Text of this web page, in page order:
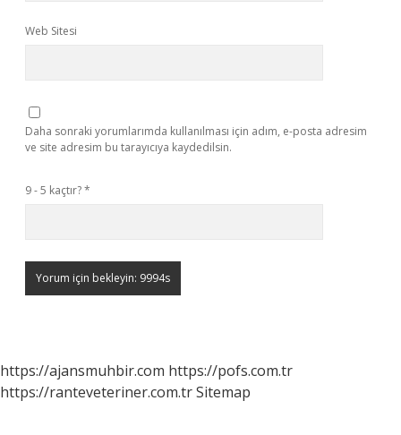
Web Sitesi
Daha sonraki yorumlarımda kullanılması için adım, e-posta adresim
ve site adresim bu tarayıcıya kaydedilsin.
9 - 5 kaçtır?*
https://ajansmuhbir.com https://pofs.com.tr
https://ranteveteriner.com.trSitemap